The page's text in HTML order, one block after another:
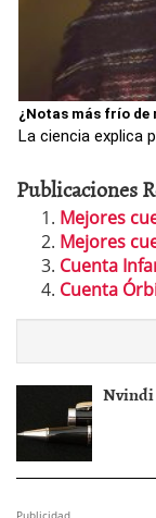
¿Notas más frío de
La ciencia explica
Publicaciones
Mejores
Mejores
Cuenta
Cuenta
Nvindi
Publicidad